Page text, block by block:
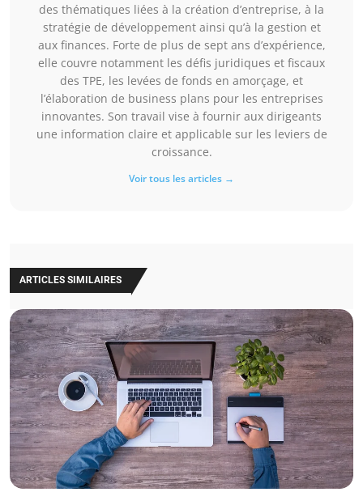
des thématiques liées à la création d’entreprise, à la
stratégie de développement ainsi qu’à la gestion et
aux finances. Forte de plus de sept ans d’expérience,
elle couvre notamment les défis juridiques et fiscaux
des TPE, les levées de fonds en amorçage, et
l’élaboration de business plans pour les entreprises
innovantes. Son travail vise à fournir aux dirigeants
une information claire et applicable sur les leviers de
croissance.
Voir tous les articles →
ARTICLES SIMILAIRES